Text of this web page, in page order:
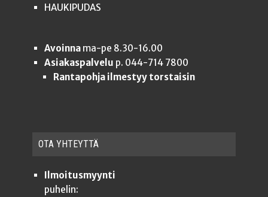
HAUKIPUDAS
Avoinnama-pe 8.30-16.00
Asiakaspalvelu p. 044-714 7800
Rantapohja ilmestyy torstaisin
OTA YHTEYT­TÄ
Ilmoitusmyynti
puhelin: